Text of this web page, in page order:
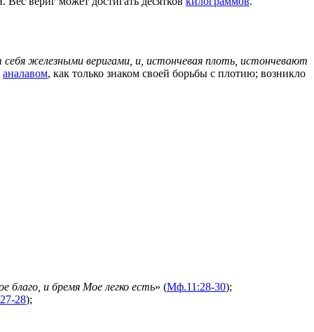
себя железными веригами, и, истончевая плоть, истончевают
аналавом, как только знаком своей борьбы с плотию; возникло
благо, и бремя Мое легко есть» (Мф.11:28-30);
28);